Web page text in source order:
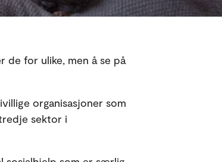
de for ulike, men å se på
organisasjoner som
sektor i